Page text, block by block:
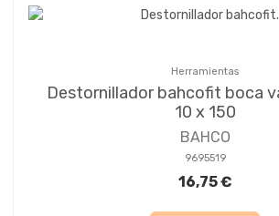
Herramientas
Destornillador bahcofit boca
10 x 150
BAHCO
9695519
16,75 €